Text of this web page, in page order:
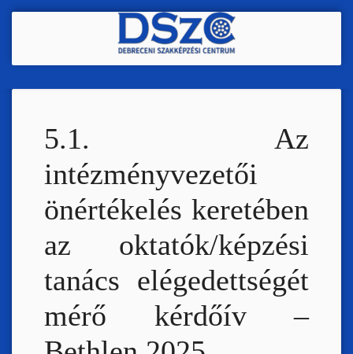
Ugrás
5.1. Az
intézményvezetői
önértékelés keretében
az oktatók/képzési
tanács elégedettségét
mérő kérdőív –